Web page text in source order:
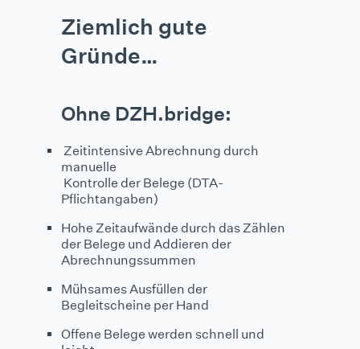
Ziemlich gute
Gründe…
Ohne DZH.bridge:
Zeitintensive Abrechnung durch
manuelle
Kontrolle der Belege (DTA-
Pflichtangaben)
Hohe Zeitaufwände durch das Zählen
der Belege und Addieren der
Abrechnungssummen
Mühsames Ausfüllen der
Begleitscheine per Hand
Offene Belege werden schnell und